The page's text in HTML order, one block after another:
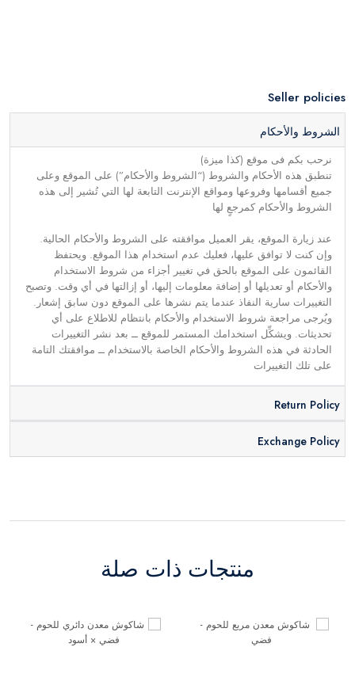
Seller policies
الشروط والأحكام
نرحب بكم فى موقع (كذا ميزة)
تنطبق هذه الأحكام والشروط (“الشروط والأحكام”) على الموقع وعلى
جميع أقسامها وفروعها ومواقع الإنترنت التابعة لها التي تُشير إلى هذه
الشروط والأحكام كمرجعٍ لها
عند زيارة الموقع، يقر العميل موافقته على الشروط والأحكام الحالية.
وإن كنت لا توافق عليها، فعليك عدم استخدام هذا الموقع. ويحتفظ
القائمون على الموقع بالحق في تغيير أجزاء من شروط الاستخدام
والأحكام أو تعديلها أو إضافة معلومات إليها، أو إزالتها في أي وقت. وتصبح
التغييرات سارية النفاذ عندما يتم نشرها على الموقع دون سابق إشعار.
ويُرجى مراجعة شروط الاستخدام والأحكام بانتظام للاطلاع على أي
تحديثات. ويشكِّل استخدامك المستمر للموقع ــ بعد نشر التغييرات
الحادثة في هذه الشروط والأحكام الخاصة بالاستخدام ــ موافقتك التامة
على تلك التغييرات
Return Policy
Exchange Policy
منتجات ذات صلة